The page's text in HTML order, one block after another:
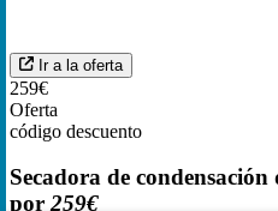
Ir a la oferta
259€
Oferta
código descuento
Secadora de
por259€